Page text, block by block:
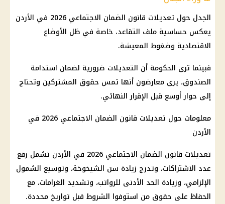
الجدل حول تعديلات قانون الضمان الاجتماعي 2026 في الأردن
يعكس حساسية ملف التقاعد، خاصة في ظل الأوضاع
الاقتصادية وضغوط المعيشة.
فبينما ترى الحكومة أن التعديلات ضرورية لضمان استدامة
الصندوق، يرى معارضون أنها تمس حقوق المشتركين وتحتاج
إلى حوار أوسع قبل الإقرار النهائي.
معلومات حول تعديلات قانون الضمان الاجتماعي 2026 في
الأردن
تعديلات قانون الضمان الاجتماعي 2026 في الأردن تشمل رفع
عدد الاشتراكات، وتدرج زيادة سن الشيخوخة، وتوسيع الشمول
الإلزامي، وزيادة الحد الأدنى للرواتب، وتشديد الغرامات، مع
الحفاظ على حقوق من استوفوا الشروط قبل تواريخ محددة.